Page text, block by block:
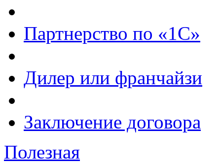
Партнерство по «1С»
Дилер или франчайзи
Заключение договора
Полезная